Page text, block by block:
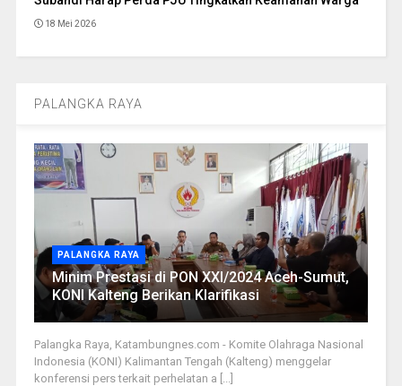
18 Mei 2026
PALANGKA RAYA
PALANGKA RAYA
Minim Prestasi di PON XXI/2024 Aceh-Sumut,
KONI Kalteng Berikan Klarifikasi
Palangka Raya, Katambungnes.com - Komite Olahraga Nasional
Indonesia (KONI) Kalimantan Tengah (Kalteng) menggelar
konferensi pers terkait perhelatan a [...]